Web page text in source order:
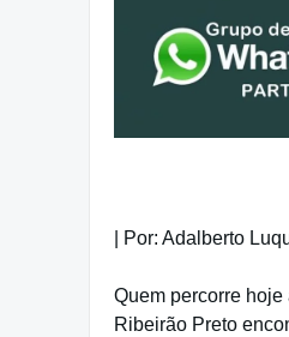
| Por: Adalberto
Quem percorre hoje
Ribeirão Preto